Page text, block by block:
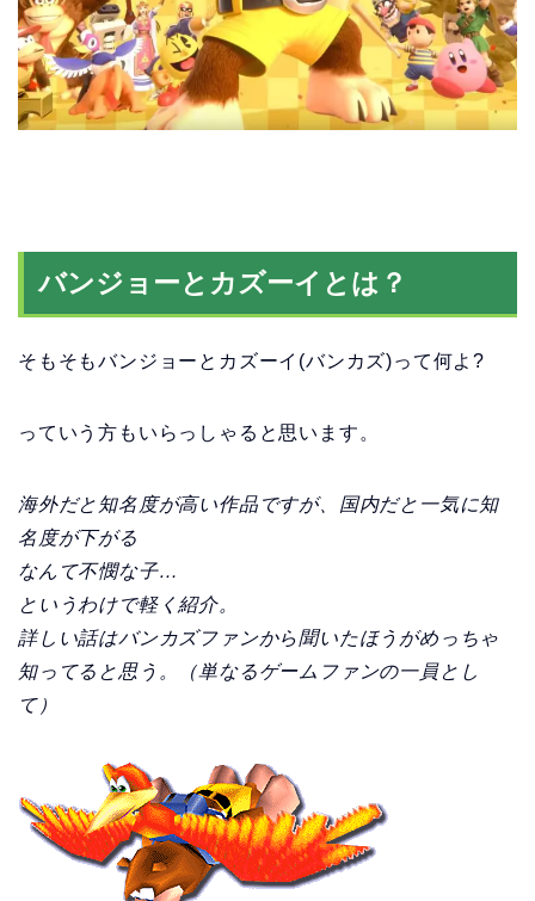
バンジョーとカズーイとは？
そもそもバンジョーとカズーイ(バンカズ)って何よ?
っていう方もいらっしゃると思います。
海外だと知名度が高い作品ですが、国内だと一気に知
名度が下がる
なんて不憫な子…
というわけで軽く紹介。
詳しい話はバンカズファンから聞いたほうがめっちゃ
知ってると思う。（単なるゲームファンの一員とし
て）